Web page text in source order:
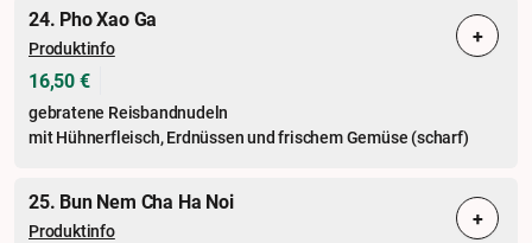
24. Pho Xao Ga
Produktinfo
16,50 €
gebratene Reisbandnudeln
mit Hühnerfleisch, Erdnüssen und frischem Gemüse (scharf)
+
25. Bun Nem Cha Ha Noi
Produktinfo +